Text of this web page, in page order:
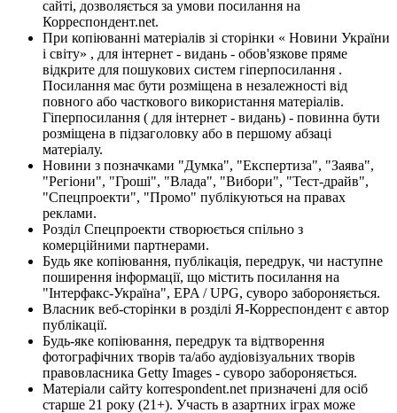
сайті, дозволяється за умови посилання на
Корреспондент.net.
При копіюванні матеріалів зі сторінки « Новини України
і світу» , для інтернет - видань - обов'язкове пряме
відкрите для пошукових систем гіперпосилання .
Посилання має бути розміщена в незалежності від
повного або часткового використання матеріалів.
Гіперпосилання ( для інтернет - видань) - повинна бути
розміщена в підзаголовку або в першому абзаці
матеріалу.
Новини з позначками "Думка", "Експертиза", "Заява",
"Регіони", "Гроші", "Влада", "Вибори", "Тест-драйв",
"Спецпроекти", "Промо" публікуються на правах
реклами.
Розділ Спецпроекти створюється спільно з
комерційними партнерами.
Будь яке копіювання, публікація, передрук, чи наступне
поширення інформації, що містить посилання на
"Інтерфакс-Україна", EPA / UPG, суворо забороняється.
Власник веб-сторінки в розділі Я-Корреспондент є автор
публікації.
Будь-яке копіювання, передрук та відтворення
фотографічних творів та/або аудіовізуальних творів
правовласника Getty Images - суворо забороняється.
Матеріали сайту korrespondent.net призначені для осіб
старше 21 року (21+). Участь в азартних іграх може